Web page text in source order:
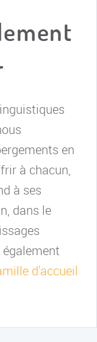
en
à chacun,
à ses
dans le
d'accueil